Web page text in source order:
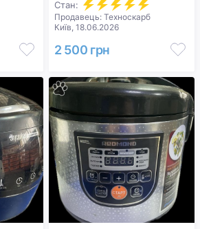
Стан:
Продавець: Техноскарб
Київ, 18.06.2026
2 500 грн